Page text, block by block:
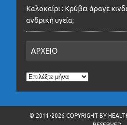
Καλοκαίρι : Κρύβει άραγε
ανδρική υγεία;
ΑΡΧΕΙΟ
ΑΡΧΕΙΟ
© 2011-2026 COPYRIGHT BY